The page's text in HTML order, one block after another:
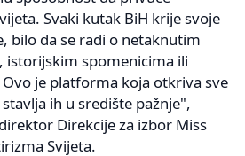
Svaki kutak BiH krije svoje
bilo da se radi o netaknutim
spomenicima ili
je platforma koja otkriva sve
ih u središte pažnje",
Direkcije za izbor Miss
Svijeta.